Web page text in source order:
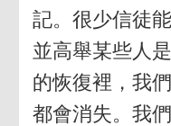
記。很少信徒
並高舉某些人
的恢復裡，我
都會消失。我